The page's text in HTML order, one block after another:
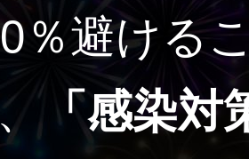
％避ける
「感染対